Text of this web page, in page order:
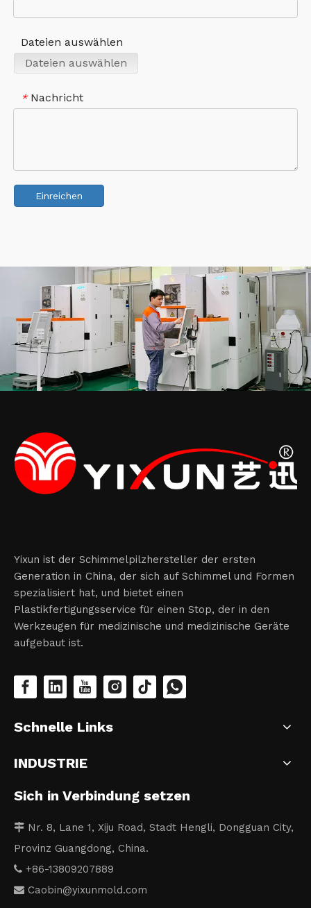
Dateien auswählen
Dateien auswählen
* Nachricht
Einreichen
Yixun ist der Schimmelpilzhersteller der ersten
Generation in China, der sich auf Schimmel und Formen
spezialisiert hat, und bietet einen
Plastikfertigungsservice für einen Stop, der in den
Werkzeugen für medizinische und medizinische Geräte
aufgebaut ist.
Schnelle Links
INDUSTRIE
Sich in Verbindung setzen
 Nr. 8, Lane 1, Xiju Road, Stadt Hengli, Dongguan City,
Provinz Guangdong, China.
 +86-13809207889
 Caobin@yixunmold.com